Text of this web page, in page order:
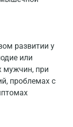
развитии у
или
мужчин, при
проблемах с